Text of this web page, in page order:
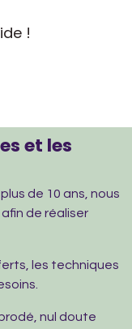
!
et les
de 10 ans, nous
de réaliser
les techniques
nul doute